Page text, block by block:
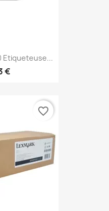
Etiqueteuse...
€
favorite_border